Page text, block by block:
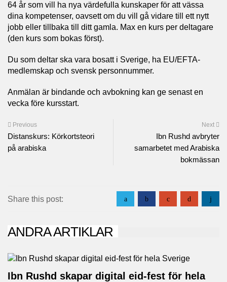
64 år som vill ha nya värdefulla kunskaper för att vässa
dina kompetenser, oavsett om du vill gå vidare till ett nytt
jobb eller tillbaka till ditt gamla. Max en kurs per deltagare
(den kurs som bokas först).
Du som deltar ska vara bosatt i Sverige, ha EU/EFTA-
medlemskap och svensk personnummer.
Anmälan är bindande och avbokning kan ge senast en
vecka före kursstart.
Previous
Distanskurs: Körkortsteori
på arabiska
Next
Ibn Rushd avbryter
samarbetet med Arabiska
bokmässan
Share this post: a b c d j
ANDRA ARTIKLAR
Ibn Rushd skapar digital eid-fest för hela